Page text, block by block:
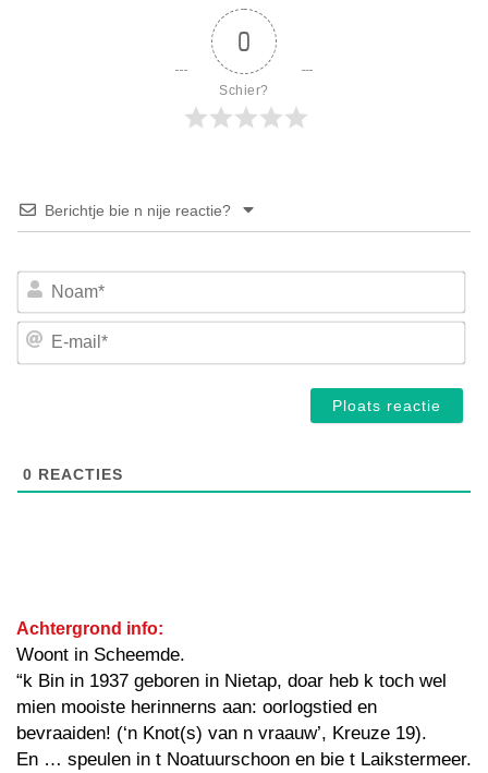
0
Schier?
Berichtje bie n nije reactie?
E-
0 REACTIES
Achtergrond info:
Woont in Scheemde.
“k Bin in 1937 geboren in Nietap, doar heb k toch wel
mien mooiste herinnerns aan: oorlogstied en
bevraaiden! (‘n Knot(s) van n vraauw’, Kreuze 19).
En … speulen in t Noatuurschoon en bie t Laikstermeer.